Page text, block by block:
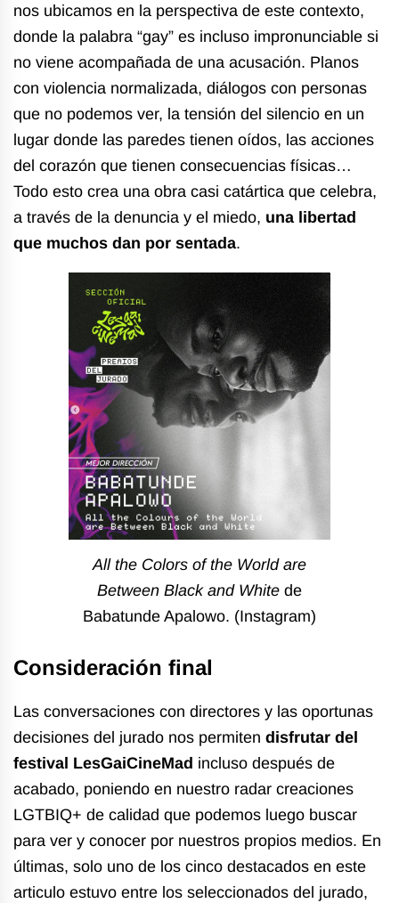
nos ubicamos en la perspectiva de este contexto,
donde la palabra “gay” es incluso impronunciable si
no viene acompañada de una acusación. Planos
con violencia normalizada, diálogos con personas
que no podemos ver, la tensión del silencio en un
lugar donde las paredes tienen oídos, las acciones
del corazón que tienen consecuencias físicas…
Todo esto crea una obra casi catártica que celebra,
a través de la denuncia y el miedo, una libertad
que muchos dan por sentada.
All the Colors of the World are
Between Black and White de
Babatunde Apalowo. (Instagram)
Consideración final
Las conversaciones con directores y las oportunas
decisiones del jurado nos permiten disfrutar del
festival LesGaiCineMad incluso después de
acabado, poniendo en nuestro radar creaciones
LGTBIQ+ de calidad que podemos luego buscar
para ver y conocer por nuestros propios medios. En
últimas, solo uno de los cinco destacados en este
articulo estuvo entre los seleccionados del jurado,